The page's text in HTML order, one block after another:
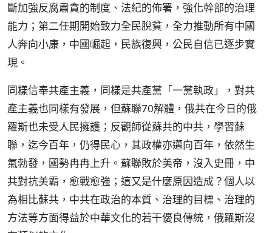
斷加強反腐肅貪的制度、法紀的佈署，強化幹部的治理
能力；第二任期開始致力全民脫貧，全力推動所有中國
人奔向小康，中國崛起，民族復興，公民自信已逐步實
現。
同樣信奉共產主義，同樣是共產黨「一黨執政」，對共
產主義也同樣有發展，但蘇聯70解體，俄共在今日的俄
羅斯也未受人民擁護；反觀師從蘇共的中共，學習蘇
聯，迄今百年，仍得民心，其政權亦邁向百年，依然生
氣勃發，國勢冉冉上升。蘇聯敗於美帝，沒入史冊，中
共對抗美霸，愈戰愈強；這又是什麼原因造成？個人以
為相比蘇共，中共在政治的本質、治理的目標、治理的
方法等方面得益於中華文化的若干優良傳統，俄羅斯沒